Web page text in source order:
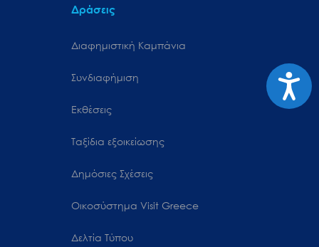
Δράσεις
Διαφημιστική Καμπάνια
Συνδιαφήμιση
Εκθέσεις
Ταξίδια εξοικείωσης
Δημόσιες Σχέσεις
Oικοσύστημα Visit Greece
Δελτία Τύπου